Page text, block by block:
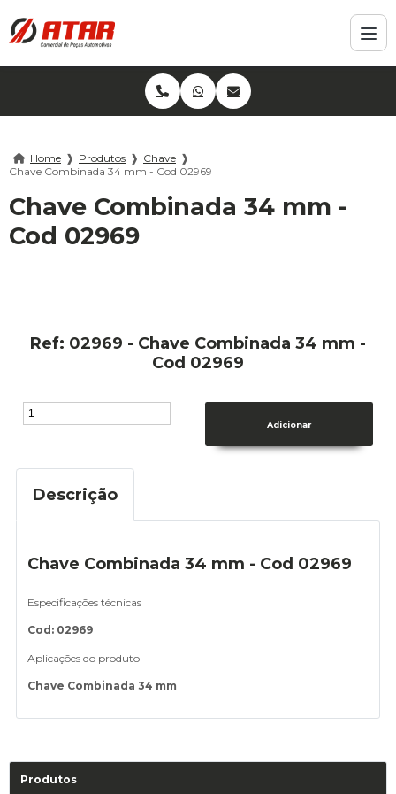
Home ❱ Produtos ❱ Chave ❱
Chave Combinada 34 mm - Cod 02969
Chave Combinada 34 mm -
Cod 02969
Ref: 02969 - Chave Combinada 34 mm -
Cod 02969
Descrição
Chave Combinada 34 mm - Cod 02969
Especificações técnicas
Cod: 02969
Aplicações do produto
Chave Combinada 34 mm
Produtos